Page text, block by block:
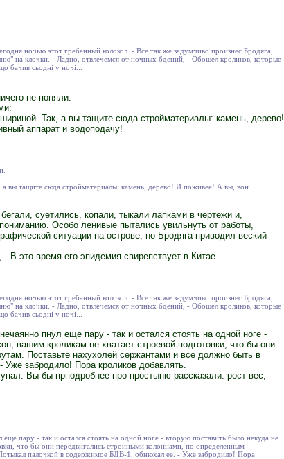
ночью этот гребанный колокол. - Все так же задумчиво произнес Бродяга,
на клочки. - Ладно, отвлечемся от ночных бдений, - Обошел кроликов, которые
бачив сьодні у ночі...
не поняли.
Так, а вы тащите сюда стройматериалы: камень, дерево!
аппарат и водоподачу!
вы тащите сюда стройматериалы: камень, дерево! И поживее! А вы, вон
суетились, копали, тыкали лапками в чертежи и,
Особо ленивые пытались увильнуть от работы,
ситуации на острове, но Бродяга приводил веский
В это время его эпидемия свирепствует в Китае.
ночью этот гребанный колокол. - Все так же задумчиво произнес Бродяга,
на клочки. - Ладно, отвлечемся от ночных бдений, - Обошел кроликов, которые
бачив сьодні у ночі...
пнул еще пару - так и остался стоять на одной ноге -
вашим кроликам не хватает строевой подготовки, что бы они
Поставьте нахухолей сержантами и все должно быть в
забродило! Пора кроликов добавлять.
Вы бы прподробнее про простыню рассказали: рост-вес,
пару - так и остался стоять на одной ноге - вторую поставить было некуда не
что бы они передвигались стройными колоннами, по определенным
палочкой в содержимое БДВ-1, обнюхал ее. - Уже забродило! Пора